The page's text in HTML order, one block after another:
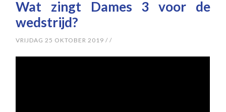
Wat zingt Dames 3 voor de
wedstrijd?
VRIJDAG 25 OKTOBER 2019 //